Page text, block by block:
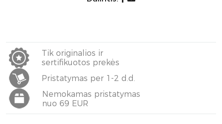
Tik originalios ir
sertifikuotos prekės
Pristatymas per 1-2 d.d.
Nemokamas pristatymas
nuo 69 EUR